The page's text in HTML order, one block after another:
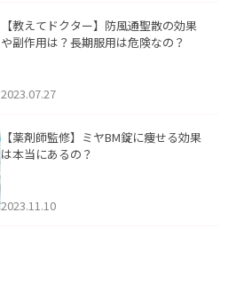
【教えてドクター】防風通聖散の効果
や副作用は？長期服用は危険なの？
2023.07.27
【薬剤師監修】ミヤBM錠に痩せる効果
は本当にあるの？
2023.11.10